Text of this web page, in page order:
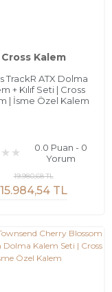
Cross Kalem
TrackR ATX Dolma
+ Kılıf Seti | Cross
| İsme Özel Kalem
0.0 Puan - 0
Yorum
15.984,54 TL
19.980,68 TL